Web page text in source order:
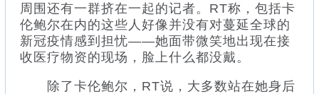
周围还有一群挤在一起的记者。RT称，包括卡
伦鲍尔在内的这些人好像并没有对蔓延全球的
新冠疫情感到担忧——她面带微笑地出现在接
收医疗物资的现场，脸上什么都没戴。
除了卡伦鲍尔，RT说，大多数站在她身后